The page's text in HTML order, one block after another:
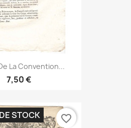
La Convention...
7,50 €
STOCK favorite_border